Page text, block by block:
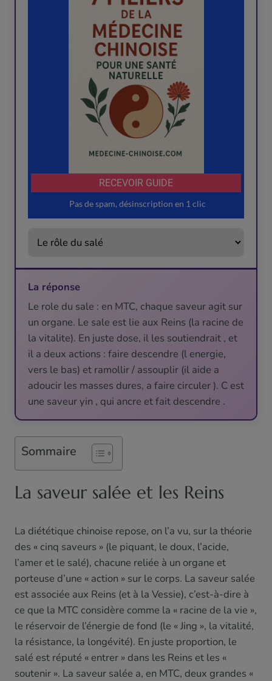
La réponse
Le role du sale : en MTC, chaque saveur agit sur
un organe. Le sale est lie aux Reins (la racine de
la vitalite). En juste dose, il les soutiendrait , et
il a deux actions : faire descendre (l energie,
vers le bas) et ramollir / assouplir (il aide a
adoucir les masses dures, a faire circuler ). C est
une saveur yin , qui ancre et fait descendre .
Sommaire
La saveur salée et les Reins
La diététique chinoise repose, on l’a vu, sur la théorie
des « cinq saveurs » (le piquant, le doux, l’acide,
l’amer et le salé), chacune reliée à un organe et
porteuse d’une « action » sur le corps. La saveur salée
est associée aux Reins (et à la Vessie), c’est-à-dire à
ce que la MTC considère comme la « racine de la vie »,
le réservoir de l’énergie de fond (le « Jing », la vitalité,
la résistance, la longévité). En juste proportion, le
salé est réputé « entrer » dans les Reins et les «
soutenir ». La saveur salée a, en MTC, deux grandes «